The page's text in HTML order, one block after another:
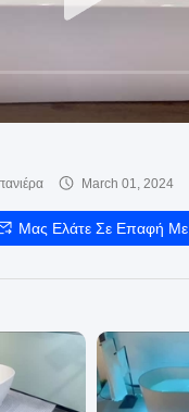
March 01, 2024
Μας Ελάτε Σε Επαφή Με